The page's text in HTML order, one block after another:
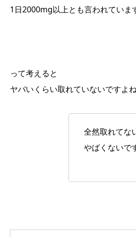
1日2000mg以上とも言われていま
って考えると
ヤバいくらい取れていないですよ
全然取れてな
やばくないで